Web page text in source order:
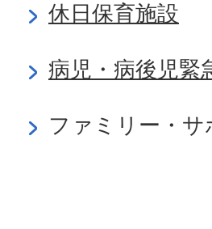
休日保育施設
病児・病後児緊
ファミリー・